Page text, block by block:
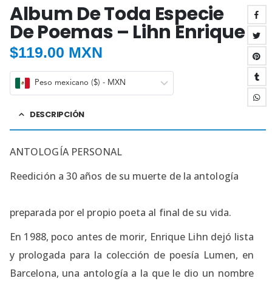
Album De Toda Especie
De Poemas – Lihn Enrique
$119.00 MXN
Peso mexicano ($) - MXN
DESCRIPCIÓN
ANTOLOGÍA PERSONAL
Reedición a 30 años de su muerte de la antología
preparada por el propio poeta al final de su vida.
En 1988, poco antes de morir, Enrique Lihn dejó lista
y prologada para la colección de poesía Lumen, en
Barcelona, una antología a la que le dio un nombre